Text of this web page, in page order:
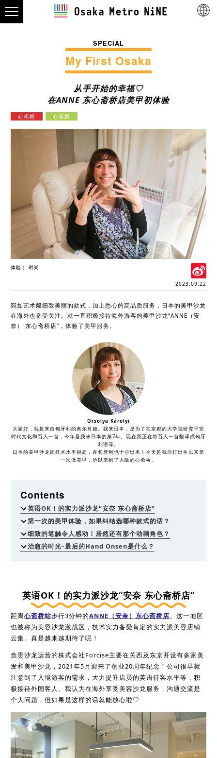
SPECIAL
My First Osaka
从手开始的幸福♡
在ANNE 东心斋桥店美甲初体验
心斋桥 心斋桥
体验 时尚
2023.09.22
宛如艺术般细致美丽的款式，加上悉心的高品质服务，日本的美甲沙龙
在海外也备受关注。就一直积极接待海外游客的美甲沙龙“ANNE（安
奈） 东心斋桥店”，体验了美甲服务。
Orsolya Károlyi
大家好，我是来自匈牙利的奥尔肖娅。我来日本，是为了在京都的大学院研究平安
时代文化和百人一首，今年是我来日本的第7年。现在我正在将百人一首翻译成匈牙
利语等。
日本的美甲沙龙因技术水平很高，在匈牙利也十分出名！今天是我自打出生以来第
一次做美甲，所以来到了大阪的心斋桥。
Contents
英语OK！的实力派沙龙“安奈 东心斋桥店”
第一次的美甲体验，如果纠结选哪种款式的话？
细致的笔触令人感动！居然还有那个动画角色？
治愈的时光–最后的Hand Onsen是什么？
英语OK！的实力派沙龙“安奈 东心斋桥店”
距离心斋桥站步行3分钟的ANNE（安奈）东心斋桥店。这一地区
也被称为美容沙龙激战区，技术实力备受肯定的实力派美容店铺
云集。真是越来越期待了呢！
负责沙龙运营的株式会社Forcise主要在关西及东京开设有多家美
发和美甲沙龙，2021年5月迎来了创业20周年纪念！公司很早就
注意到了入境游客的需求，大力提升店员的英语待客水平等，积
极接待外国客人。我认为在海外享受美容沙龙服务，沟通交流是
个大问题，但如果是这样的话就能放心啦♡